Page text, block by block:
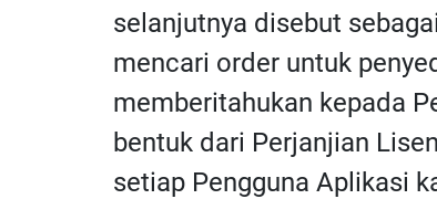
selanjutnya disebut
mencari order untuk
memberitahukan kepada
bentuk dari Perjanjian
setiap Pengguna Aplikasi